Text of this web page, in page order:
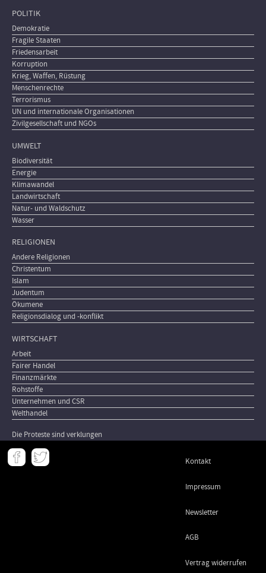
POLITIK
Demokratie
Fragile Staaten
Friedensarbeit
Korruption
Krieg, Waffen, Rüstung
Menschenrechte
Terrorismus
UN und internationale Organisationen
Zivilgesellschaft und NGOs
UMWELT
Biodiversität
Energie
Klimawandel
Landwirtschaft
Natur- und Waldschutz
Wasser
RELIGIONEN
Andere Religionen
Christentum
Islam
Judentum
Ökumene
Religionsdialog und -konflikt
WIRTSCHAFT
Arbeit
Fairer Handel
Finanzmärkte
Rohstoffe
Unternehmen und CSR
Welthandel
Die Proteste sind verklungen
Meta
- Kontakt
Impressum
Newsletter
AGB
Vertrag widerrufen